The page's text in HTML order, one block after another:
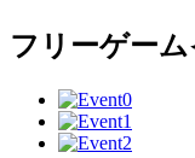
フリーゲーム